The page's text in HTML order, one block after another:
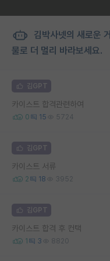
김박사넷의 새로운
물로 더 멀리 바라보세요.
김GPT
카이스트 합격관련하여
0 15 5724
김GPT
카이스트 서류
2 18 3952
김GPT
카이스트 합격 후 컨택
1 3 8820